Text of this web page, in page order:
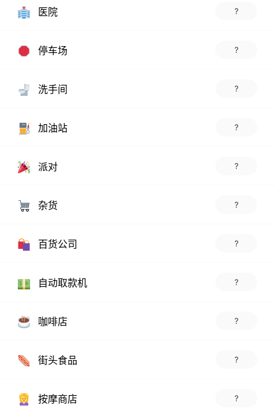
医院 ?
停车场 ?
洗手间 ?
加油站 ?
派对 ?
杂货 ?
百货公司 ?
自动取款机 ?
咖啡店 ?
街头食品 ?
按摩商店 ?